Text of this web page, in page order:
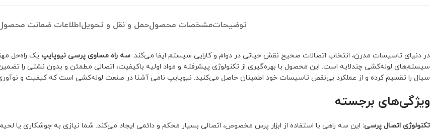
توضیحاتمشخصات محصولحمل و نقل و تحویلاطلاعات ضمانت
در دنیای تاسیسات مدرن، انتخاب اتصالات صحیح نقش حیاتی در دوام و کارایی سیستم ایفا می‌کند. سه راه مساوی پرسی نیوپایپ یک راه‌حل
سیستم‌های لوله‌کشی چندلایه است. این محصول با بهره‌گیری از تکنولوژی پیشرفته و مواد اولیه باکیفیت، اتصالی مطمئن و بدون نشتی را
سیال را تقسیم کرده و از عملکرد بی‌نقص تاسیسات خود اطمینان حاصل می‌کنید. نیوپایپ نامی آشنا در صنعت لوله‌کشی است که کیفیت و نوآوری
ویژگی‌های برجسته
تکنولوژی اتصال پرسی: این سه راهی با استفاده از ابزار پرس مخصوص، اتصالی بسیار محکم و دائمی ایجاد می‌کند. شما نیازی به جوشکاری یا